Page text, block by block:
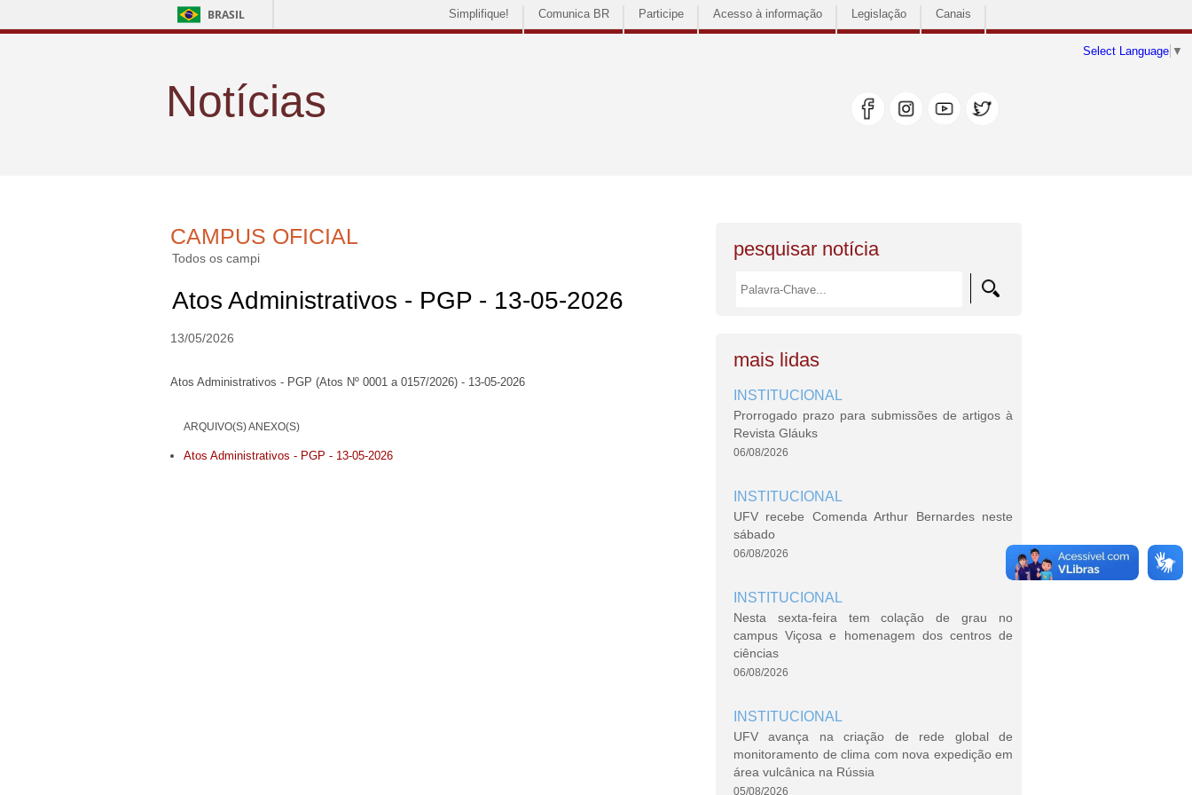
BRASIL Simplifique! Comunica BR Participe Acesso à informação Legislação Canais
Select Language ▼
Notícias
CAMPUS OFICIAL
Todos os campi
Atos Administrativos - PGP - 13-05-2026
13/05/2026
Atos Administrativos - PGP (Atos Nº 0001 a 0157/2026) - 13-05-2026
ARQUIVO(S) ANEXO(S)
Atos Administrativos - PGP - 13-05-2026
pesquisar notícia
mais lidas
INSTITUCIONAL
Prorrogado prazo para submissões de artigos à
Revista Gláuks
06/08/2026
INSTITUCIONAL
UFV recebe Comenda Arthur Bernardes neste
sábado
06/08/2026
INSTITUCIONAL
Nesta sexta-feira tem colação de grau no
campus Viçosa e homenagem dos centros de
ciências
06/08/2026
INSTITUCIONAL
UFV avança na criação de rede global de
monitoramento de clima com nova expedição em
área vulcânica na Rússia
05/08/2026